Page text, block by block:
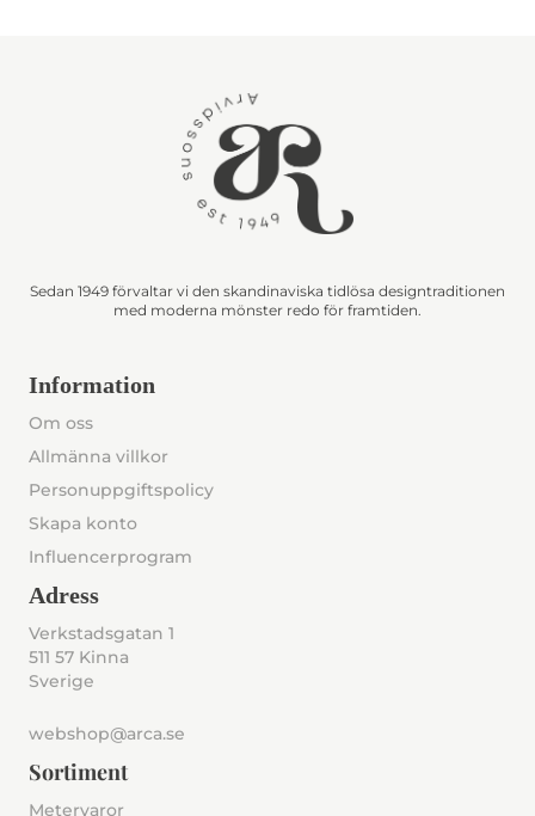
Sedan 1949 förvaltar vi den skandinaviska tidlösa designtraditionen
med moderna mönster redo för framtiden.
Information
Om oss
Allmänna villkor
Personuppgiftspolicy
Skapa konto
Influencerprogram
Adress
Verkstadsgatan 1
511 57 Kinna
Sverige
webshop@arca.se
Sortiment
Metervaror